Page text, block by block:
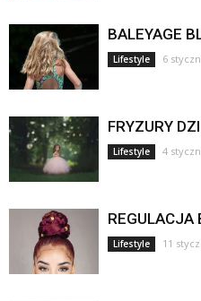
BALEYAGE
Lifestyle 6
FRYZURY
Lifestyle 4
REGULACJA
Lifestyle 11